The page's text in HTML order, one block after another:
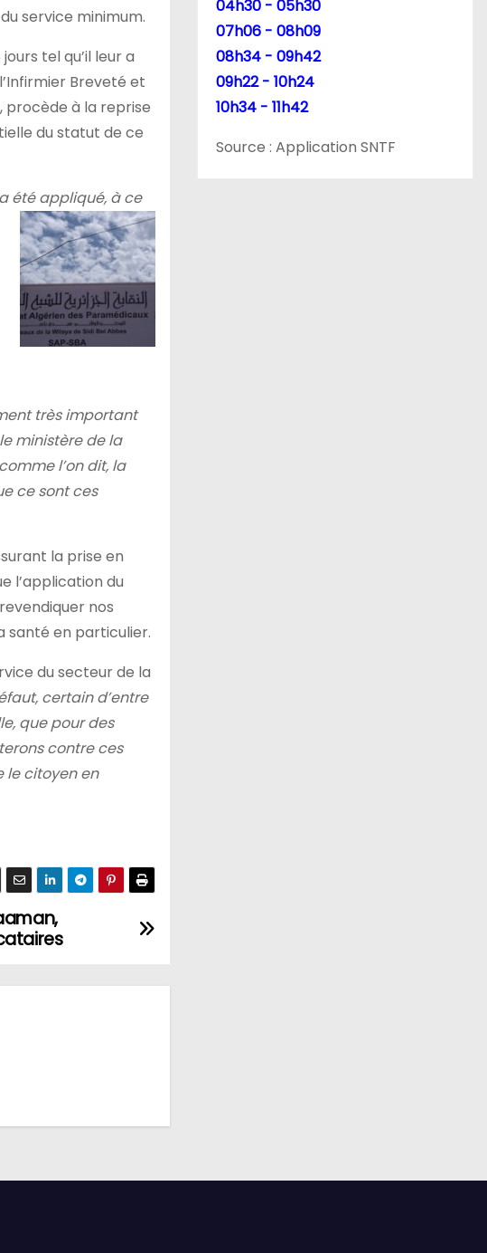
service minimum.
tel qu’il leur a
Breveté et
procède à la reprise
du statut de ce
étéappliqué, à ce
très important
ministère de la
l’on dit, la
ce sont ces
la prise en
l’application du
nos
santé en particulier.
du secteur de la
certain d’entre
que pour des
contre ces
le citoyen en
04h30 - 05h30
07h06 - 08h09
08h34 - 09h42
09h22 - 10h24
10h34 - 11h42
Source : Application SNTF